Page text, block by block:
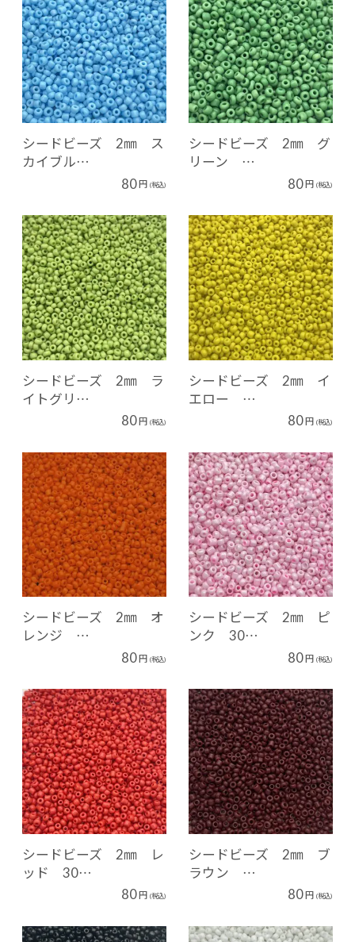
シードビーズ 2㎜ ス
カイブル…
80円 (税込)
シードビーズ 2㎜ グ
リーン …
80円 (税込)
シードビーズ 2㎜ ラ
イトグリ…
80円 (税込)
シードビーズ 2㎜ イ
エロー …
80円 (税込)
シードビーズ 2㎜ オ
レンジ …
80円 (税込)
シードビーズ 2㎜ ピ
ンク 30…
80円 (税込)
シードビーズ 2㎜ レ
ッド 30…
80円 (税込)
シードビーズ 2㎜ ブ
ラウン …
80円 (税込)